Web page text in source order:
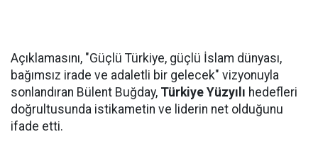
Açıklamasını, "Güçlü Türkiye, güçlü İslam dünyası,
bağımsız irade ve adaletli bir gelecek" vizyonuyla
sonlandıran Bülent Buğday, Türkiye Yüzyılı hedefleri
doğrultusunda istikametin ve liderin net olduğunu
ifade etti.